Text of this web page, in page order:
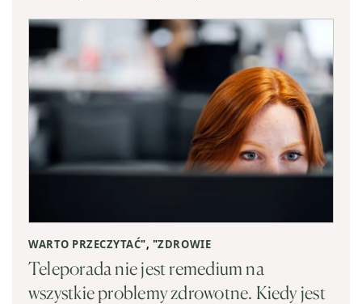
WARTO PRZECZYTAĆ", "ZDROWIE
Teleporada nie jest remedium na
wszystkie problemy zdrowotne. Kiedy jest